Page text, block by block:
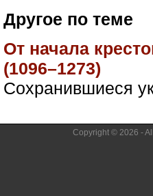
Другое по теме
От начала
(1096–1273)
Сохранившиеся
Copyright © 2026 -